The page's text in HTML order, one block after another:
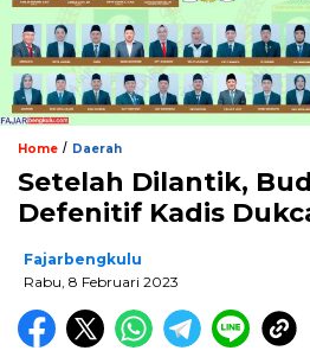
Home / Daerah
Setelah Dilantik,
Defenitif Kadis
Fajarbengkulu
Rabu, 8 Februari 2023